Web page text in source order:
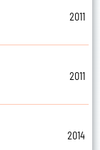
2011
2011
2014